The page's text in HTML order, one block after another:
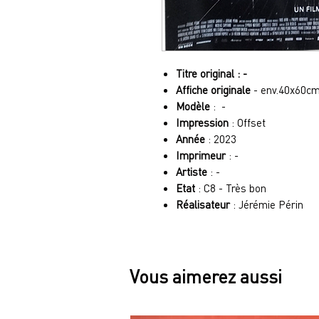
Titre original : -
Affiche originale -
Modèle : -
Impression : Offset
Année : 2023
Imprimeur: -
Artiste : -
Etat : C8 - Très bon
Réalisateur : Jérémie Périn
Vous aimerez aussi